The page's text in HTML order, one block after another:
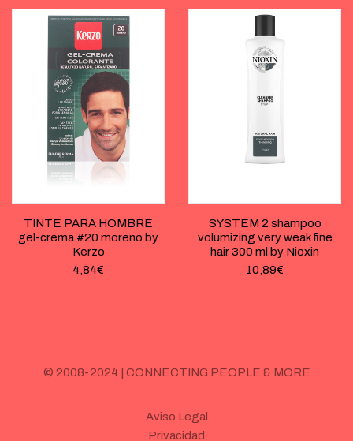
TINTE PARA HOMBRE
gel-crema #20 moreno by
Kerzo
4,84€
SYSTEM 2 shampoo
volumizing very weak fine
hair 300 ml by Nioxin
10,89€
© 2008-2024 | CONNECTING PEOPLE & MORE
Aviso Legal
Privacidad